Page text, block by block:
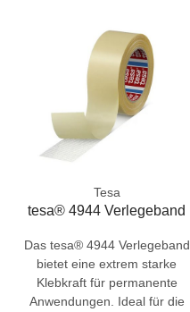
Tesa
tesa® 4944 Verlegeband
Das tesa® 4944 Verlegeband
bietet eine extrem starke
Klebkraft für permanente
Anwendungen. Ideal für die